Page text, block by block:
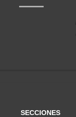
SECCIONES